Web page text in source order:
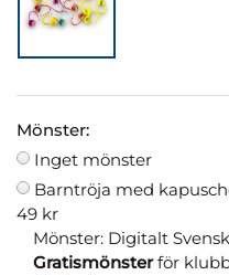
Mönster:
Inget mönster
Barntröja med
49 kr
Mönster: Digitalt
Gratismönsterför